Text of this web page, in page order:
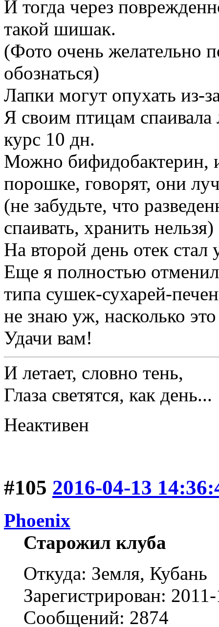
И тогда через
такой шишак.
(Фото очень желательно
обознаться)
Лапки могут опухать из-
Я своим птицам спаивала
курс 10 дн.
Можно бифидобактерин,
порошке, говорят, они
(не забудьте, что
спаивать, хранить нельзя)
На второй день отек стал
Еще я полностью
типа сушек-сухарей-
не знаю уж, насколько
Удачи вам!
И летает, словно тень,
Глаза светятся, как день...
Неактивен
#105 2016-04-13
Phoenix
Старожил клуба
Откуда: Земля, Кубань
Зарегистрирован:
Сообщений: 2874